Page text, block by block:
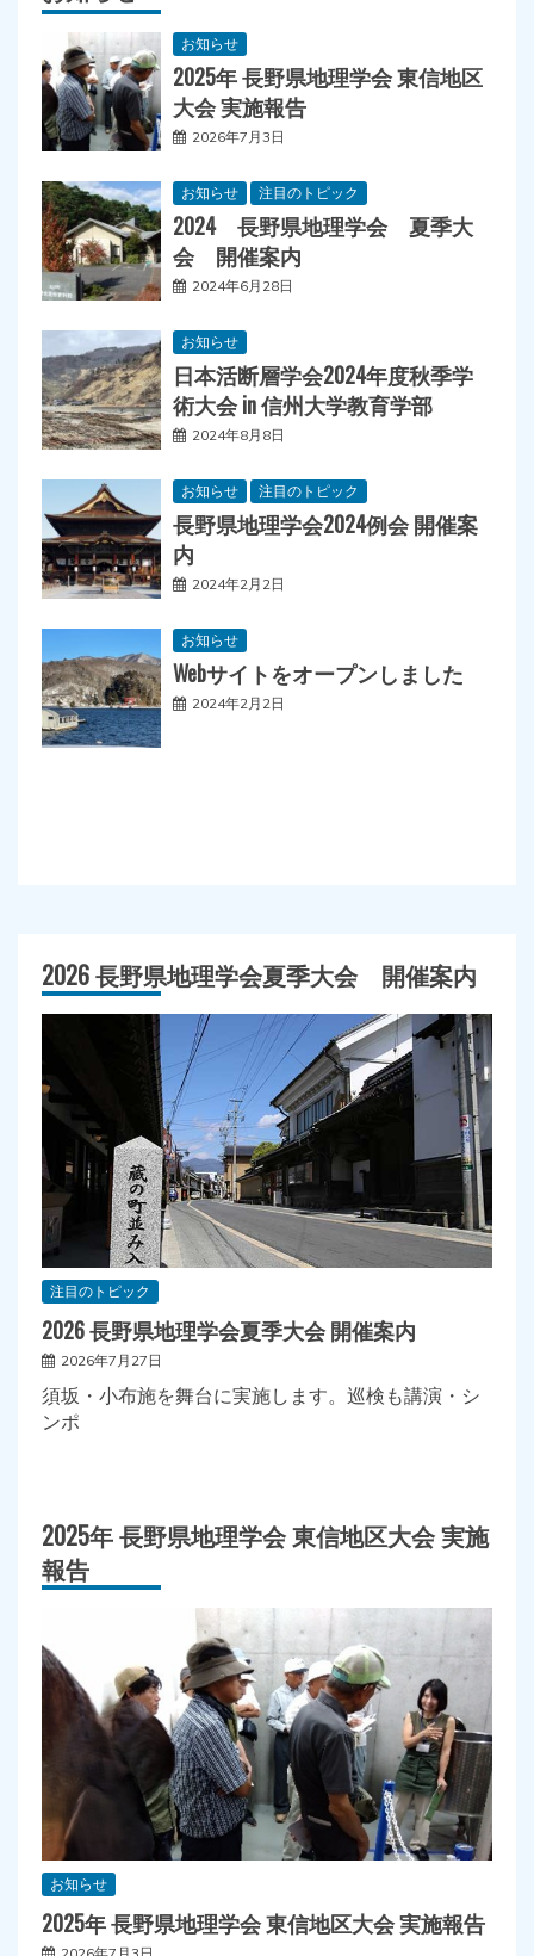
お知らせ
2025年 長野県地理学会 東信地区
大会 実施報告
2026年7月3日
お知らせ 注目のトピック
2024 長野県地理学会 夏季大
会 開催案内
2024年6月28日
お知らせ
日本活断層学会2024年度秋季学
術大会 in 信州大学教育学部
2024年8月8日
お知らせ 注目のトピック
長野県地理学会2024例会 開催案
内
2024年2月2日
お知らせ
Webサイトをオープンしました
2024年2月2日
2026 長野県地理学会夏季大会 開催案内
注目のトピック
2026 長野県地理学会夏季大会 開催案内
2026年7月27日
須坂・小布施を舞台に実施します。巡検も講演・シ
ンポ
2025年 長野県地理学会 東信地区大会 実施
報告
お知らせ
2025年 長野県地理学会 東信地区大会 実施報告